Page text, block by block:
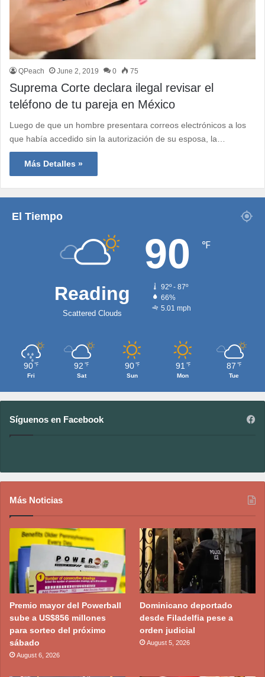
QPeach June 2, 2019 0 75
Suprema Corte declara ilegal revisar el
teléfono de tu pareja en México
Luego de que un hombre presentara correos electrónicos a los
que había accedido sin la autorización de su esposa, la…
Más Detalles »
El Tiempo
Reading
Scattered Clouds
90 ℉
92º - 87º
66%
5.01 mph
90 ℉
Fri
92 ℉
Sat
90 ℉
Sun
91 ℉
Mon
87 ℉
Tue
Síguenos en Facebook
Más Noticias
Premio mayor del Powerball
sube a US$856 millones
para sorteo del próximo
sábado
August 6, 2026
Dominicano deportado
desde Filadelfia pese a
orden judicial
August 5, 2026